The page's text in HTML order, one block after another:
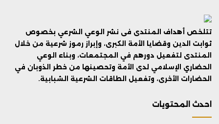
تتلخص أهداف المنتدى فى نشر الوعي الشرعي بخصوص
ثوابت الدين وقضايا الأمة الكبرى، وإبراز رموز شرعية من خلال
المنتدى لتفعيل دورهم في المجتمعات، وبناء الوعي
الحضاري الإسلامي لدى الأمة وتحصينها من خطر الذوبان في
الحضارات الأخرى، وتفعيل الطاقات الشرعية الشبابية.
احدث المحتويات